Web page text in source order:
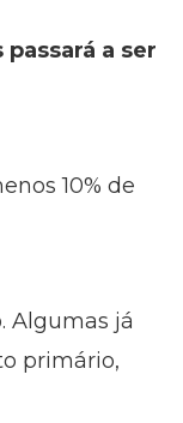
a ser
10% de
Algumas já
primário,